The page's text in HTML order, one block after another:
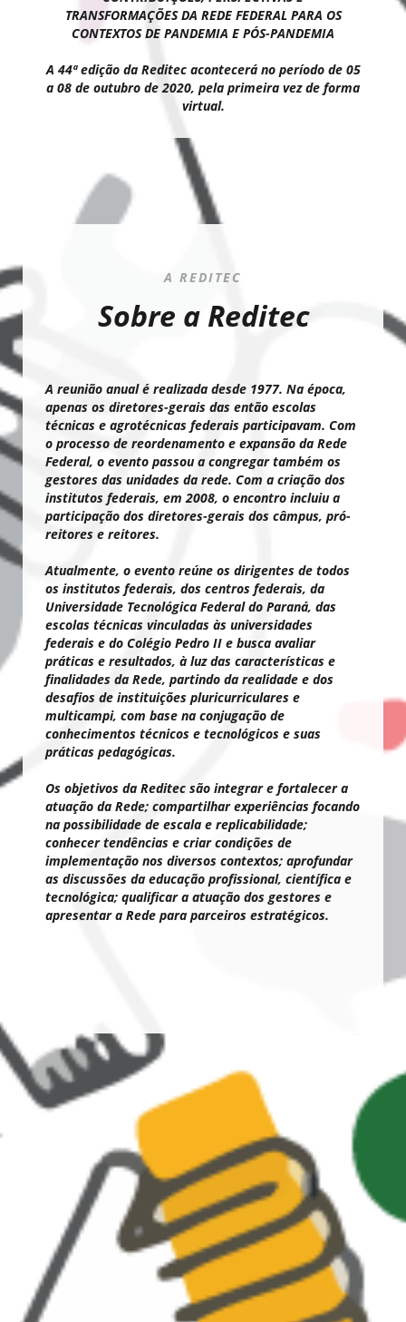
TRANSFORMAÇÕES DA REDE FEDERAL PARA OS
CONTEXTOS DE PANDEMIA E PÓS-PANDEMIA
A 44ª edição da Reditec acontecerá no período de 05
a 08 de outubro de 2020, pela primeira vez de forma
virtual.
A REDITEC
Sobre a Reditec
A reunião anual é realizada desde 1977. Na época,
apenas os diretores-gerais das então escolas
técnicas e agrotécnicas federais participavam. Com
o processo de reordenamento e expansão da Rede
Federal, o evento passou a congregar também os
gestores das unidades da rede. Com a criação dos
institutos federais, em 2008, o encontro incluiu a
participação dos diretores-gerais dos câmpus, pró-
reitores e reitores.
Atualmente, o evento reúne os dirigentes de todos
os institutos federais, dos centros federais, da
Universidade Tecnológica Federal do Paraná, das
escolas técnicas vinculadas às universidades
federais e do Colégio Pedro II e busca avaliar
práticas e resultados, à luz das características e
finalidades da Rede, partindo da realidade e dos
desafios de instituições pluricurriculares e
multicampi, com base na conjugação de
conhecimentos técnicos e tecnológicos e suas
práticas pedagógicas.
Os objetivos da Reditec são integrar e fortalecer a
atuação da Rede; compartilhar experiências focando
na possibilidade de escala e replicabilidade;
conhecer tendências e criar condições de
implementação nos diversos contextos; aprofundar
as discussões da educação profissional, científica e
tecnológica; qualificar a atuação dos gestores e
apresentar a Rede para parceiros estratégicos.